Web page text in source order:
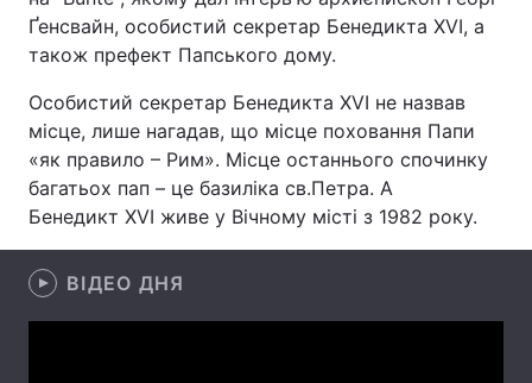
Головна Війна
Економіка Світ
Спорт Наука
Зброя
Ґенсвайн, особистий секретар Бенедикта XVI, а
також префект Папського дому.
Особистий секретар Бенедикта XVI не назвав
місце, лише нагадав, що місце поховання Папи
«як правило – Рим». Місце останнього спочинку
багатьох пап – це базиліка св.Петра. А
Бенедикт XVI живе у Вічному місті з 1982 року.
ВІДЕО ДНЯ